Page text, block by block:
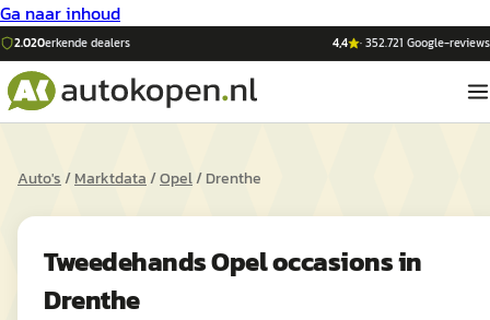
Ga naar inhoud
2.020erkende dealers 4,4 ·352.721 Google-reviews
Auto's/Marktdata/Opel/Drenthe
TweedehandsOpeloccasions in
Drenthe